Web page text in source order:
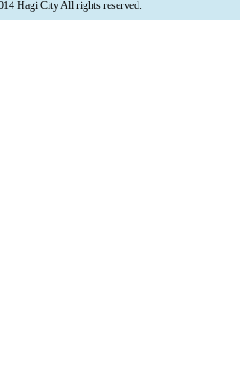
Hagi City All rights reserved.